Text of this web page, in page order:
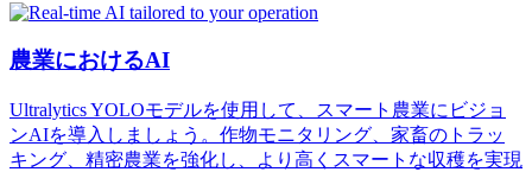
農業におけるAI
Ultralytics YOLOモデルを使用して、スマート農業にビジョ
ンAIを導入しましょう。作物モニタリング、家畜のトラッ
キング、精密農業を強化し、より高くスマートな収穫を実現